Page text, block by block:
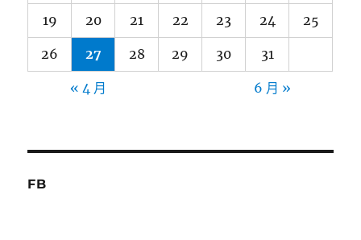
19 20 21 22 23 24 25
26 27 28 29 30 31
« 4 月 6 月 »
FB